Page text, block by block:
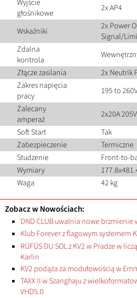
Wyjście
głośnikowe
2x AP4
Wskaźniki
2x Power
Signal/
Zdalna
kontrola
Złącze zasilania
2x Neutrik
Zakres napięcia
pracy
195 to
Zalecany
amperaż
2x20A
Soft Start
Tak
Zabezpieczenie
Termiczne
Studzenie
Front-to-
Wymiary
Waga
42 kg
Zobacz w Nowościach:
DND CLUB uwalnia nowe brzmienie
Klub Forever z flagowym systemem
RÜFÜS DU SOL z KV2 w Pradze w
Karlin
KV2 podąża za modułowością w
TAXX II w Szanghaju z
VHD5.0